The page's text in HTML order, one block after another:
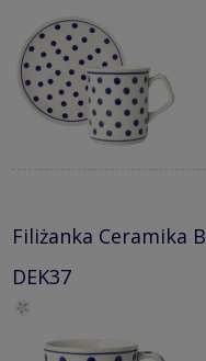
Filiżanka Ceramika
DEK37